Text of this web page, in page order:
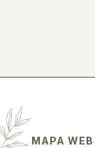
MAPA WEB